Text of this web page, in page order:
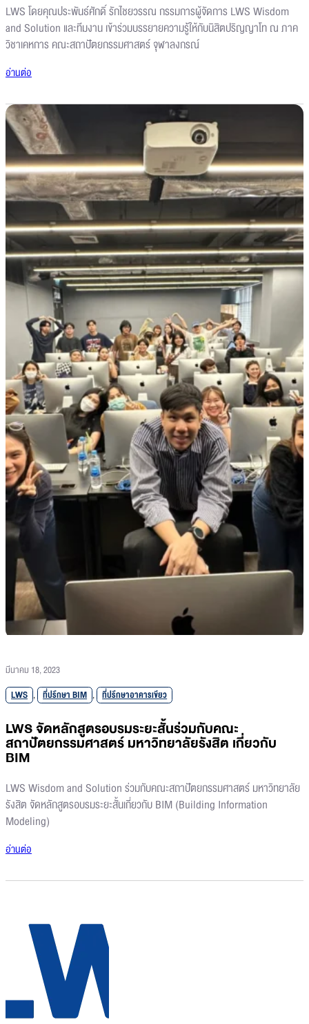
LWS โดยคุณประพันธ์ศักดิ์ รักไชยวรรณ กรรมการผู้จัดการ LWS Wisdom
and Solution และทีมงาน เข้าร่วมบรรยายความรู้ให้กับนิสิตปริญญาโท ณ ภาค
วิชาเคหการ คณะสถาปัตยกรรมศาสตร์ จุฬาลงกรณ์
อ่านต่อ
มีนาคม 18, 2023
LWS , ที่ปรึกษา BIM , ที่ปรึกษาอาคารเขียว
LWS จัดหลักสูตรอบรมระยะสั้นร่วมกับคณะ
สถาปัตยกรรมศาสตร์ มหาวิทยาลัยรังสิต เกี่ยวกับ
BIM
LWS Wisdom and Solution ร่วมกับคณะสถาปัตยกรรมศาสตร์ มหาวิทยาลัย
รังสิต จัดหลักสูตรอบรมระยะสั้นเกี่ยวกับ BIM (Building Information
Modeling)
อ่านต่อ